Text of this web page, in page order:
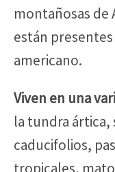
montañosas de
están
americano.
Viven en una
la tundra ártica,
caducifolios,
tropicales,